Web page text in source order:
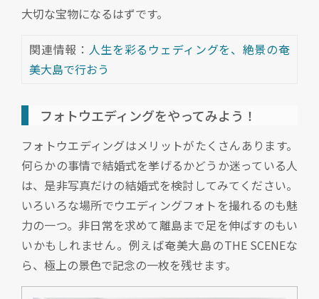
大切な宝物になるはずです。
関連情報： 人生を彩るウェディングを、絶景の奄
美大島で行おう
フォトウエディングをやってみよう！
フォトウエディングはメリットがたくさんあります。
何らかの事情で結婚式を挙げるかどうか迷っている人
は、是非写真だけの結婚式を検討してみてください。
いろいろな場所でウエディングフォトを撮れるのも魅
力の一つ。非日常を求めて離島まで足を伸ばすのもい
いかもしれません。例えば奄美大島のTHE SCENEな
ら、極上の景色で記念の一枚を残せます。